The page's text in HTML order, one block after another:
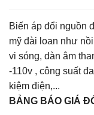
Biến áp đổi nguồn
mỹ đài loan như
vi sóng, dàn âm
-110v , công suất
kiệm điện,...
BẢNG BÁO GIÁ